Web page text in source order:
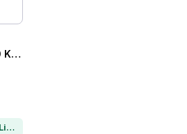
Kassenschubladen
Artikel im Rückstand — Lieferzeit per Chat erfragen